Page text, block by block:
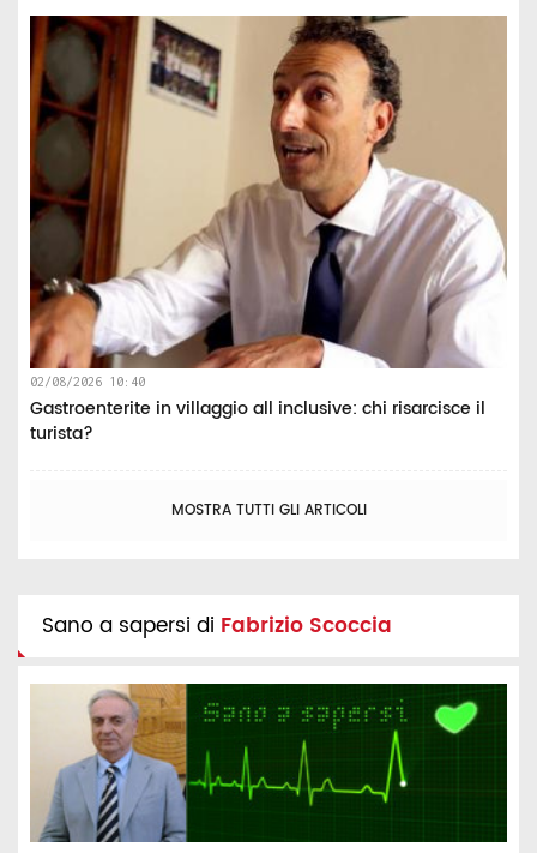
02/08/2026 10:40
Gastroenterite in villaggio all inclusive: chi risarcisce il
turista?
MOSTRA TUTTI GLI ARTICOLI
Sano a sapersi di Fabrizio Scoccia